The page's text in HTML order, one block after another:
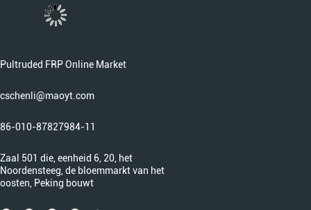
Pultruded FRP Online Market
cschenli@maoyt.com
86-010-87827984-11
Zaal 501 die, eenheid 6, 20, het
Noordensteeg, de bloemmarkt van het
oosten, Peking bouwt